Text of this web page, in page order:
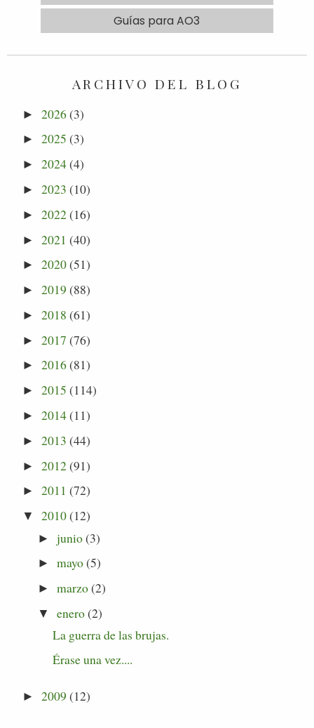
Guías para AO3
ARCHIVO DEL BLOG
►2026(3)
►2025 (3)
►2024(4)
►2023 (10)
►2022(16)
►2021 (40)
►2020(51)
►2019 (88)
►2018 (61)
►2017 (76)
►2016(81)
►2015 (114)
►2014(11)
►2013 (44)
►2012(91)
►2011 (72)
▼ 2010(12)
► junio(3)
► mayo(5)
► marzo(2)
▼ enero(2)
La guerra de las brujas.
Érase una vez....
►2009 (12)